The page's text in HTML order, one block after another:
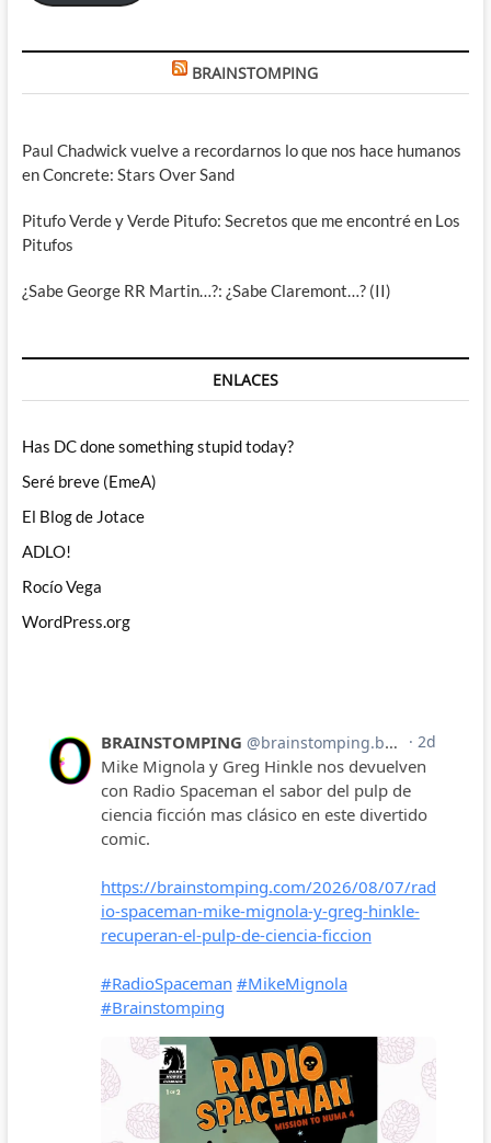
BRAINSTOMPING
Paul Chadwick vuelve a recordarnos lo que nos hace humanos
en Concrete: Stars Over Sand
Pitufo Verde y Verde Pitufo: Secretos que me encontré en Los
Pitufos
¿Sabe George RR Martin…?: ¿Sabe Claremont…? (II)
ENLACES
Has DC done something stupid today?
Seré breve (EmeA)
El Blog de Jotace
ADLO!
Rocío Vega
WordPress.org